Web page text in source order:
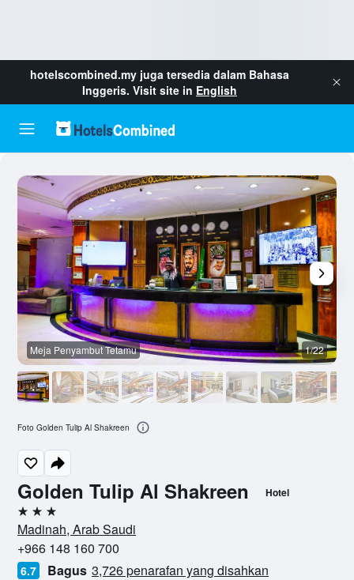
hotelscombined.my juga tersedia dalam Bahasa
Inggeris. Visit site in English
Golden Tulip Al Shakreen Hotel
3 bintang
Madinah, Arab Saudi
+966 148 160 700
6.7 Bagus 3,726 penarafan yang disahkan
Meja Penyambut Tetamu 1/22
Foto Golden Tulip Al Shakreen